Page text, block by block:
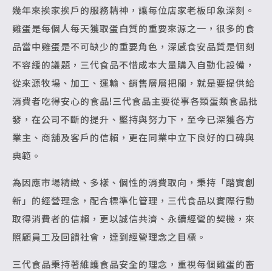
幾年來挨家挨戶的服務精神，讓每位店家老板印象深刻。
雞蛋是每個人每天獲取蛋白質的重要來源之一，很多的食
品當中雞蛋是不可缺少的重要角色，深感食安品質是個刻
不容緩的議題，三代食品不惜成本大量購入自動化設備，
從來源牧場、加工、運輸、銷售層層把關，就是要提供給
消費者吃得安心的食品!三代食品主要從事各類蛋類食品批
發，在公司不斷的提升、堅持與努力下，至今已深獲各方
業主、商舖及客戶的信賴，更在同業中立下良好的口碑與
典範。
為因應市場精緻、多樣、個性的消費取向，秉持「踏實創
新」的經營理念，配合標準化管理，三代食品以實際行動
取得消費者的信賴，更以誠信共濟、永續經營的契機，來
照顧員工及回饋社會，達到經營理念之目標。
三代食品秉持著維護食品安全的理念，重視每個雞蛋的畜